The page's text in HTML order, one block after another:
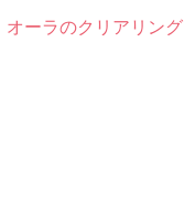
オーラのクリアリング